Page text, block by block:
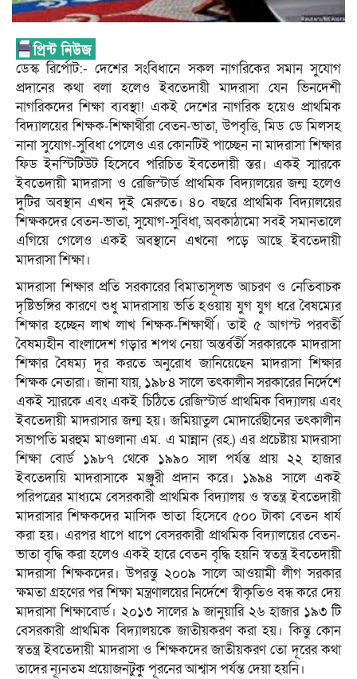
ডেস্ক রির্পোট:- দেশের সংবিধানে সকল নাগরিকের সমান সুযোগ
প্রদানের কথা বলা হলেও ইবতেদায়ী মাদরাসা যেন ভিনদেশী
নাগরিকদের শিক্ষা ব্যবস্থা! একই দেশের নাগরিক হয়েও প্রাথমিক
বিদ্যালয়ের শিক্ষক-শিক্ষার্থীরা বেতন-ভাতা, উপবৃত্তি, মিড ডে মিলসহ
নানা সুযোগ-সুবিধা পেলেও এর কোনটিই পাচ্ছেন না মাদরাসা শিক্ষার
ফিড ইনস্টিটিউট হিসেবে পরিচিত ইবতেদায়ী স্তর। একই স্মারকে
ইবতেদায়ী মাদরাসা ও রেজিস্টার্ড প্রাথমিক বিদ্যালয়ের জন্ম হলেও
দুটির অবস্থান এখন দুই মেরুতে। ৪০ বছরে প্রাথমিক বিদ্যালয়ের
শিক্ষকদের বেতন-ভাতা, সুযোগ-সুবিধা, অবকাঠামো সবই সমানতালে
এগিয়ে গেলেও একই অবস্থানে এখনো পড়ে আছে ইবতেদায়ী
মাদরাসা শিক্ষা।
মাদরাসা শিক্ষার প্রতি সরকারের বিমাতাসূলভ আচরণ ও নেতিবাচক
দৃষ্টিভঙ্গির কারণে শুধু মাদরাসায় ভর্তি হওয়ায় যুগ যুগ ধরে বৈষম্যের
শিক্ষার হচ্ছেন লাখ লাখ শিক্ষক-শিক্ষার্থী। তাই ৫ আগস্ট পরবর্তী
বৈষম্যহীন বাংলাদেশ গড়ার শপথ নেয়া অন্তর্বর্তী সরকারকে মাদরাসা
শিক্ষার বৈষম্য দূর করতে অনুরোধ জানিয়েছেন মাদরাসা শিক্ষার
শিক্ষক নেতারা। জানা যায়, ১৯৮৪ সালে তৎকালীন সরকারের নির্দেশে
একই স্মারকে এবং একই চিঠিতে রেজিস্টার্ড প্রাথমিক বিদ্যালয় এবং
ইবতেদায়ী মাদরাসার জন্ম হয়। জমিয়াতুল মোদার্রেছীনের তৎকালীন
সভাপতি মরহুম মাওলানা এম. এ মান্নান (রহ.) এর প্রচেষ্টায় মাদরাসা
শিক্ষা বোর্ড ১৯৮৭ থেকে ১৯৯০ সাল পর্যন্ত প্রায় ২২ হাজার
ইবতেদায়ি মাদরাসাকে মঞ্জুরী প্রদান করে। ১৯৯৪ সালে একই
পরিপত্রের মাধ্যমে বেসরকারী প্রাথমিক বিদ্যালয় ও স্বতন্ত্র ইবতেদায়ী
মাদরাসার শিক্ষকদের মাসিক ভাতা হিসেবে ৫০০ টাকা বেতন ধার্য
করা হয়। এরপর ধাপে ধাপে বেসরকারী প্রাথমিক বিদ্যালয়ের বেতন-
ভাতা বৃদ্ধি করা হলেও একই হারে বেতন বৃদ্ধি হয়নি স্বতন্ত্র ইবতেদায়ী
মাদরাসা শিক্ষকদের। উপরন্তু ২০০৯ সালে আওয়ামী লীগ সরকার
ক্ষমতা গ্রহণের পর শিক্ষা মন্ত্রণালয়ের নির্দেশে স্বীকৃতিও বন্ধ করে দেয়
মাদরাসা শিক্ষাবোর্ড। ২০১৩ সালের ৯ জানুয়ারি ২৬ হাজার ১৯৩ টি
বেসরকারী প্রাথমিক বিদ্যালয়কে জাতীয়করণ করা হয়। কিন্তু কোন
স্বতন্ত্র ইবতেদায়ী মাদরাসা ও শিক্ষকদের জাতীয়করণ তো দূরের কথা
তাদের ন্যূনতম প্রয়োজনটুকু পূরনের আশ্বাস পর্যন্ত দেয়া হয়নি।